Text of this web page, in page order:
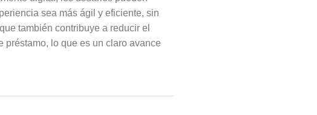
sea más ágil y eficiente, sin
también contribuye a reducir el
lo que es un claro avance